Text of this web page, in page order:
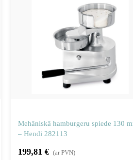
Mehāniskā hamburgeru spiede 130
– Hendi 282113
199,81 € (ar PVN)